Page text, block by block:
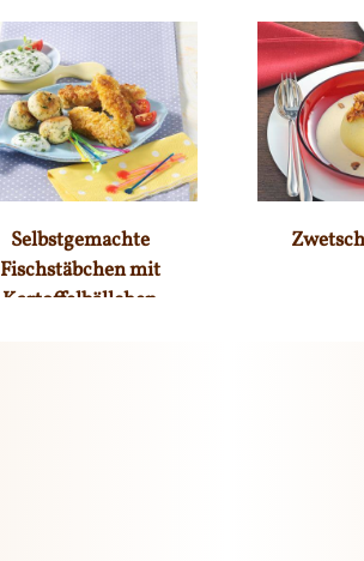
Selbstgemachte
Fischstäbchen mit
Kartoffelbällchen